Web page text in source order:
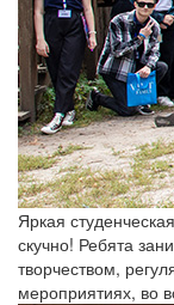
Яркая
скучно! Ребята
творчеством,
мероприятиях, во